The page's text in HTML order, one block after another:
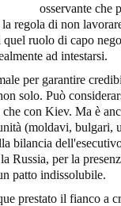
osservante che
regola di non
ruolo di capo
ad intestarsi.
per garantire
solo. Può
con Kiev. Ma è
(moldavi, bulgari,
bilancia
Russia, per la
patto indissolubile.
prestato il fianco a